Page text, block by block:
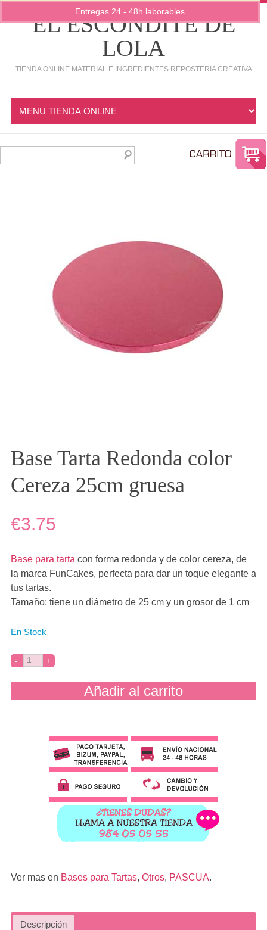
EL ESCONDITE DE
LOLA
TIENDA ONLINE MATERIAL E INGREDIENTES REPOSTERIA CREATIVA
Base Tarta Redonda color
Cereza 25cm gruesa
€3.75
Base para tarta con forma redonda y de color cereza, de
la marca FunCakes, perfecta para dar un toque elegante a
tus tartas.
Tamaño: tiene un diámetro de 25 cm y un grosor de 1 cm
En Stock
Añadir al carrito
Ver mas en Bases para Tartas, Otros, PASCUA.
Descripción
Entregas 24 - 48h laborables